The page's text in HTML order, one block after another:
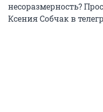
несоразмерность?
Ксения Собчак в